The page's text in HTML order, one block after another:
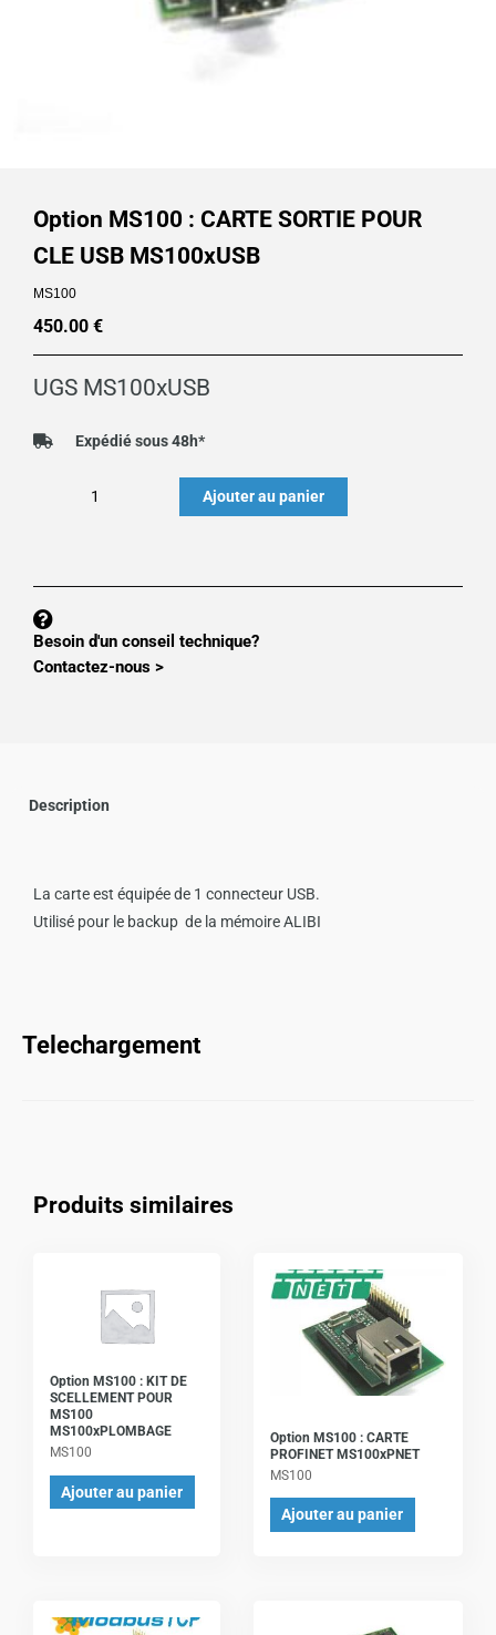
Option MS100 : CARTE SORTIE POUR
CLE USB MS100xUSB
MS100
450.00 €
UGS MS100xUSB
Expédié sous 48h*
CARTE
Ajouter au panier
Besoin d'un conseil technique?
Contactez-nous >
Description
La carte est équipée de 1 connecteur USB.
Utilisé pour le backup de la mémoire ALIBI
Telechargement
Produits similaires
Option MS100 : KIT DE
SCELLEMENT POUR
MS100
MS100xPLOMBAGE
MS100
Ajouter au panier
Option MS100 : CARTE
PROFINET MS100xPNET
MS100
Ajouter au panier